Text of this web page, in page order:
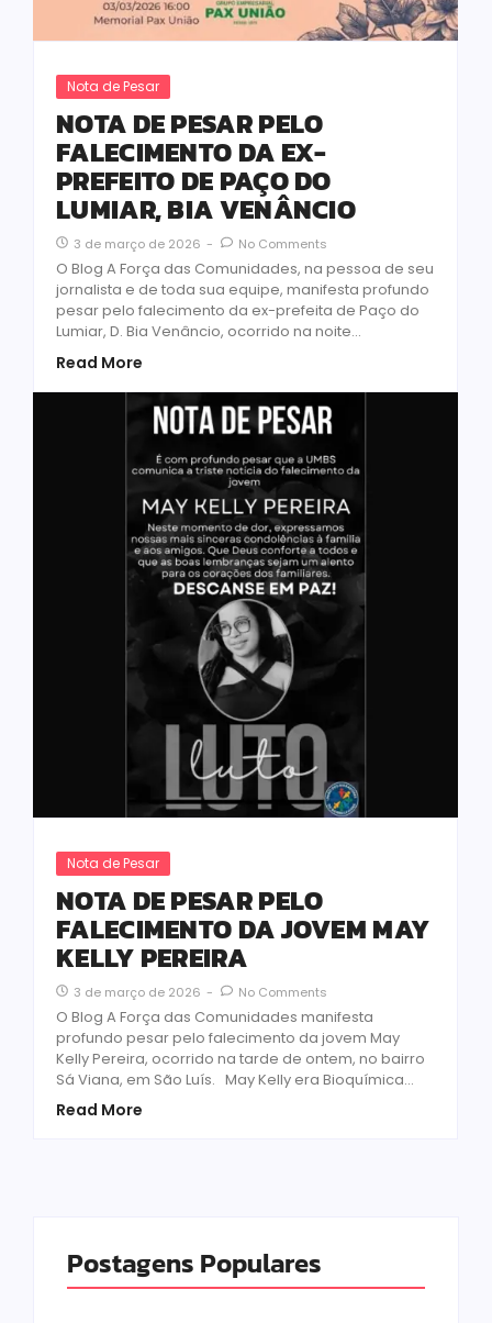
Nota de Pesar
NOTA DE PESAR PELO
FALECIMENTO DA EX-
PREFEITO DE PAÇO DO
LUMIAR, BIA VENÂNCIO
3 de março de 2026 - No Comments
O Blog A Força das Comunidades, na pessoa de seu
jornalista e de toda sua equipe, manifesta profundo
pesar pelo falecimento da ex-prefeita de Paço do
Lumiar, D. Bia Venâncio, ocorrido na noite...
Read More
Nota de Pesar
NOTA DE PESAR PELO
FALECIMENTO DA JOVEM MAY
KELLY PEREIRA
3 de março de 2026 - No Comments
O Blog A Força das Comunidades manifesta
profundo pesar pelo falecimento da jovem May
Kelly Pereira, ocorrido na tarde de ontem, no bairro
Sá Viana, em São Luís. May Kelly era Bioquímica...
Read More
Postagens Populares